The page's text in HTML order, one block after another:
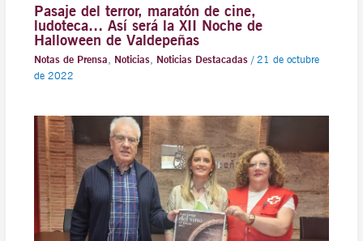
Pasaje del terror, maratón de cine,
ludoteca… Así será la XII Noche de
Halloween de Valdepeñas
Notas de Prensa Noticias, Noticias Destacadas/ 21 de octubre
de 2022